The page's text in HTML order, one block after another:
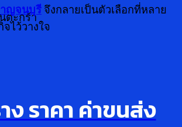
ตะกร้า
ญจนบุรี จึงกลายเป็นตัวเลือกที่หลาย
ไว้วางใจ
ง ราคา ค่าขนส่ง